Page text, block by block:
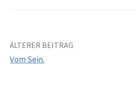
Beitrags-
ÄLTERER BEITRAG
Vom Sein.